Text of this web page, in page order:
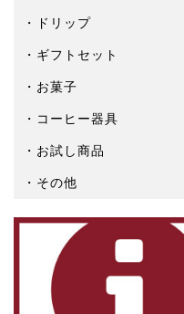
ドリップ
ギフトセット
お菓子
コーヒー器具
お試し商品
その他